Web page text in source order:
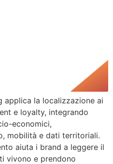
applica la localizzazione ai
e loyalty, integrando
economici,
mobilità e dati territoriali.
aiuta i brand a leggere il
vivono e prendono